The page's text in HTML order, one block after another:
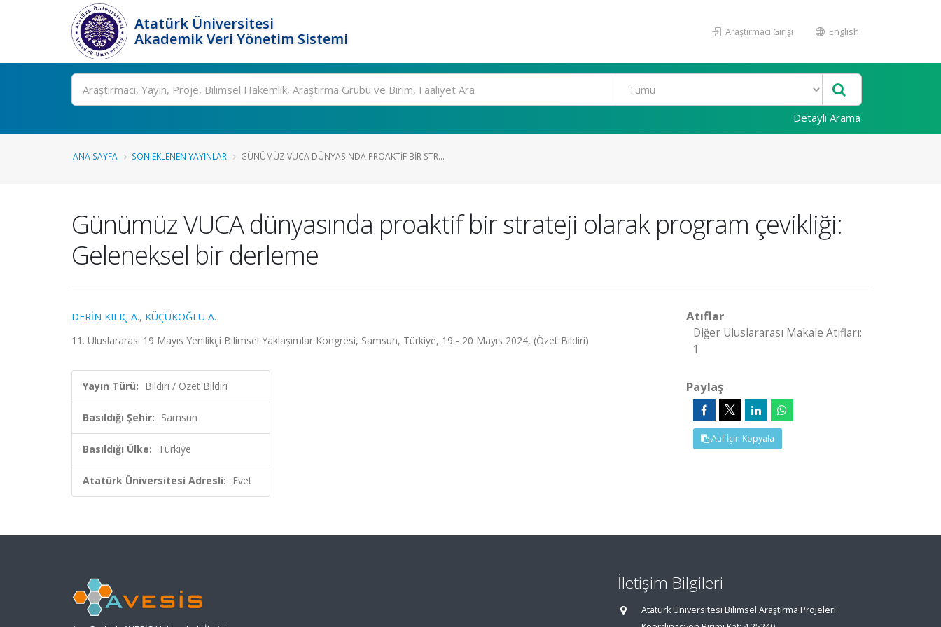
Atatürk Üniversitesi
Akademik Veri Yönetim Sistemi
Araştırmacı Girişi English
Ara
Detaylı Arama
ANA SAYFA SON EKLENEN YAYINLAR GÜNÜMÜZ VUCA DÜNYASINDA PROAKTIF BIR STR...
Günümüz VUCA dünyasında proaktif bir strateji olarak program çevikliği:
Geleneksel bir derleme
DERİN KILIÇ A., KÜÇÜKOĞLU A.
11. Uluslararası 19 Mayıs Yenilikçi Bilimsel Yaklaşımlar Kongresi, Samsun, Türkiye, 19 - 20 Mayıs 2024, (Özet Bildiri)
Yayın Türü: Bildiri / Özet Bildiri
Basıldığı Şehir: Samsun
Basıldığı Ülke: Türkiye
Atatürk Üniversitesi Adresli: Evet
Atıflar
Diğer Uluslararası Makale Atıfları:
1
Paylaş
Atıf İçin Kopyala
İletişim Bilgileri
Atatürk Üniversitesi Bilimsel Araştırma Projeleri